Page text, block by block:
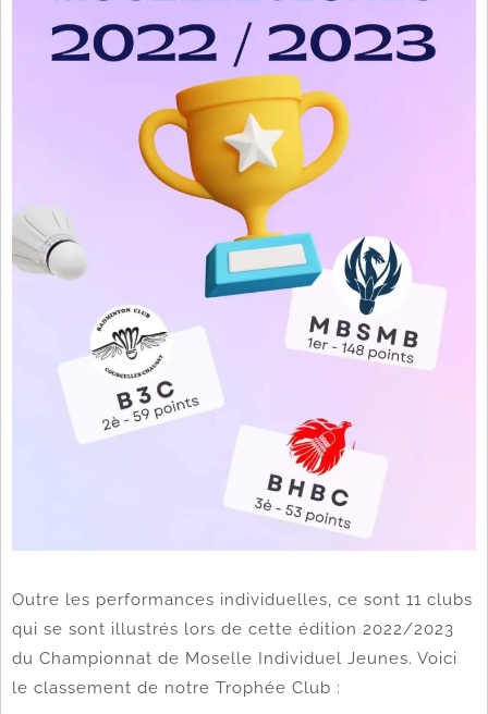
Outre les performances individuelles, ce sont 11 clubs
qui se sont illustrés lors de cette édition 2022/2023
du Championnat de Moselle Individuel Jeunes. Voici
le classement de notre Trophée Club :